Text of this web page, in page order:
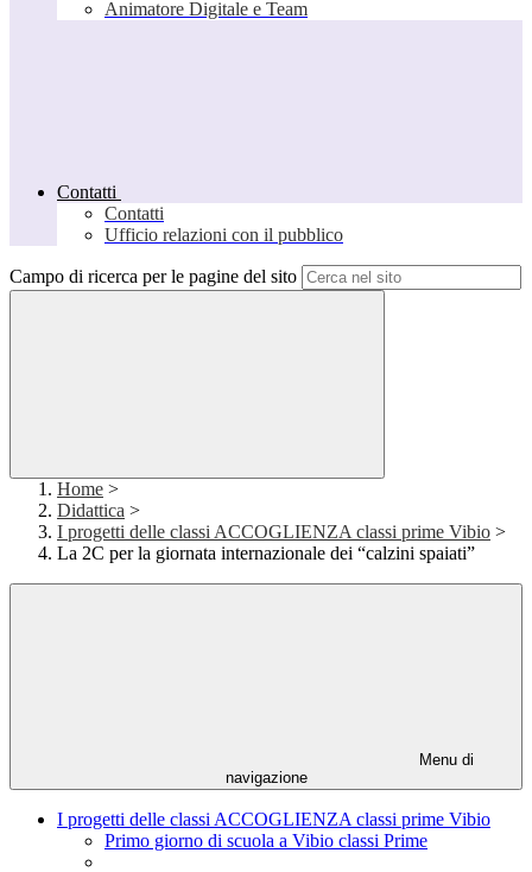
Animatore Digitale e Team
Contatti
Contatti
Ufficio relazioni con il pubblico
Campo di ricerca per le pagine del sito
Home >
Didattica >
I progetti delle classi ACCOGLIENZA classi prime Vibio >
La 2C per la giornata internazionale dei “calzini spaiati”
Menu di
navigazione
I progetti delle classi ACCOGLIENZA classi prime Vibio
Primo giorno di scuola a Vibio classi Prime